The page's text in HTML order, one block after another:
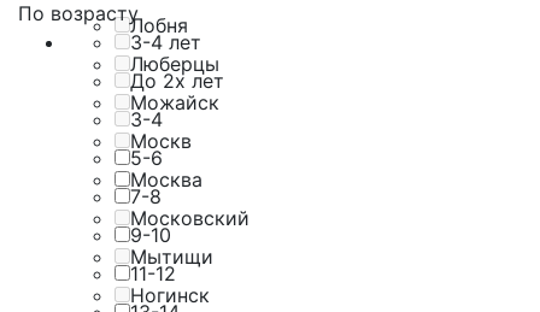
Лобня
Люберцы
Можайск
Москв
Москва
Московский
Мытищи
Ногинск
По возрасту
3-4 лет
До 2х лет
3-4
5-6
7-8
9-10
11-12